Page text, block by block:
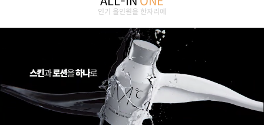
인기 올인원을 한자리에